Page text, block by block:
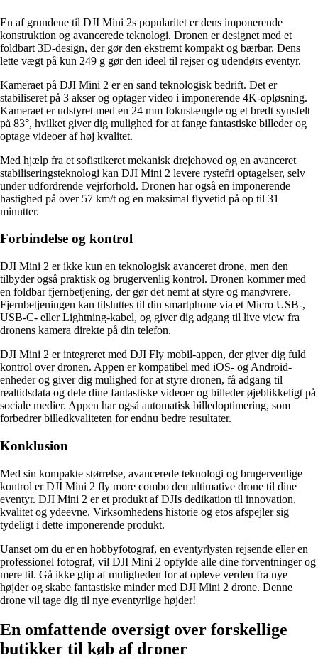
En af grundene til DJI Mini 2s popularitet er dens imponerende
konstruktion og avancerede teknologi. Dronen er designet med et
foldbart 3D-design, der gør den ekstremt kompakt og bærbar. Dens
lette vægt på kun 249 g gør den ideel til rejser og udendørs eventyr.
Kameraet på DJI Mini 2 er en sand teknologisk bedrift. Det er
stabiliseret på 3 akser og optager video i imponerende 4K-opløsning.
Kameraet er udstyret med en 24 mm fokuslængde og et bredt synsfelt
på 83°, hvilket giver dig mulighed for at fange fantastiske billeder og
optage videoer af høj kvalitet.
Med hjælp fra et sofistikeret mekanisk drejehoved og en avanceret
stabiliseringsteknologi kan DJI Mini 2 levere rystefri optagelser, selv
under udfordrende vejrforhold. Dronen har også en imponerende
hastighed på over 57 km/t og en maksimal flyvetid på op til 31
minutter.
Forbindelse og kontrol
DJI Mini 2 er ikke kun en teknologisk avanceret drone, men den
tilbyder også praktisk og brugervenlig kontrol. Dronen kommer med
en foldbar fjernbetjening, der gør det nemt at styre og manøvrere.
Fjernbetjeningen kan tilsluttes til din smartphone via et Micro USB-,
USB-C- eller Lightning-kabel, og giver dig adgang til live view fra
dronens kamera direkte på din telefon.
DJI Mini 2 er integreret med DJI Fly mobil-appen, der giver dig fuld
kontrol over dronen. Appen er kompatibel med iOS- og Android-
enheder og giver dig mulighed for at styre dronen, få adgang til
realtidsdata og dele dine fantastiske videoer og billeder øjeblikkeligt på
sociale medier. Appen har også automatisk billedoptimering, som
forbedrer billedkvaliteten for endnu bedre resultater.
Konklusion
Med sin kompakte størrelse, avancerede teknologi og brugervenlige
kontrol er DJI Mini 2 fly more combo den ultimative drone til dine
eventyr. DJI Mini 2 er et produkt af DJIs dedikation til innovation,
kvalitet og ydeevne. Virksomhedens historie og etos afspejler sig
tydeligt i dette imponerende produkt.
Uanset om du er en hobbyfotograf, en eventyrlysten rejsende eller en
professionel fotograf, vil DJI Mini 2 opfylde alle dine forventninger og
mere til. Gå ikke glip af muligheden for at opleve verden fra nye
højder og skabe fantastiske minder med DJI Mini 2 drone. Denne
drone vil tage dig til nye eventyrlige højder!
En omfattende oversigt over forskellige
butikker til køb af droner